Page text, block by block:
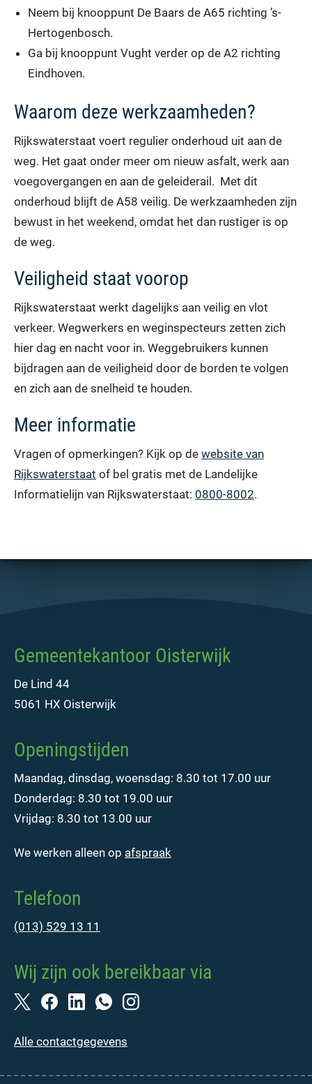
Neem bij knooppunt De Baars de A65 richting ’s-
Hertogenbosch.
Ga bij knooppunt Vught verder op de A2 richting
Eindhoven.
Waarom deze werkzaamheden?
Rijkswaterstaat voert regulier onderhoud uit aan de
weg. Het gaat onder meer om nieuw asfalt, werk aan
voegovergangen en aan de geleiderail. Met dit
onderhoud blijft de A58 veilig. De werkzaamheden zijn
bewust in het weekend, omdat het dan rustiger is op
de weg.
Veiligheid staat voorop
Rijkswaterstaat werkt dagelijks aan veilig en vlot
verkeer. Wegwerkers en weginspecteurs zetten zich
hier dag en nacht voor in. Weggebruikers kunnen
bijdragen aan de veiligheid door de borden te volgen
en zich aan de snelheid te houden.
Meer informatie
Vragen of opmerkingen? Kijk op de website van
Rijkswaterstaat of bel gratis met de Landelijke
Informatielijn van Rijkswaterstaat: 0800-8002.
Gemeentekantoor Oisterwijk
De Lind 44
5061 HX Oisterwijk
Openingstijden
Maandag, dinsdag, woensdag: 8.30 tot 17.00 uur
Donderdag: 8.30 tot 19.00 uur
Vrijdag: 8.30 tot 13.00 uur
We werken alleen op afspraak
Telefoon
(013) 529 13 11
Wij zijn ook bereikbaar via
Alle contactgegevens